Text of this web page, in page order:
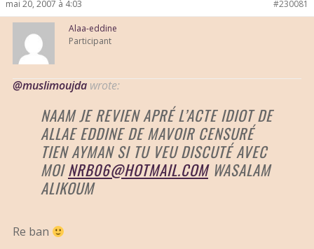
mai 20, 2007 à 4:03 #230081
Alaa-eddine
Participant
@muslimoujda wrote:
NAAM JE REVIEN APRÉ L’ACTE IDIOT DE
ALLAE EDDINE DE MAVOIR CENSURÉ
TIEN AYMAN SI TU VEU DISCUTÉ AVEC
MOINRB06@HOTMAIL.COMWASALAM
ALIKOUM
Re ban